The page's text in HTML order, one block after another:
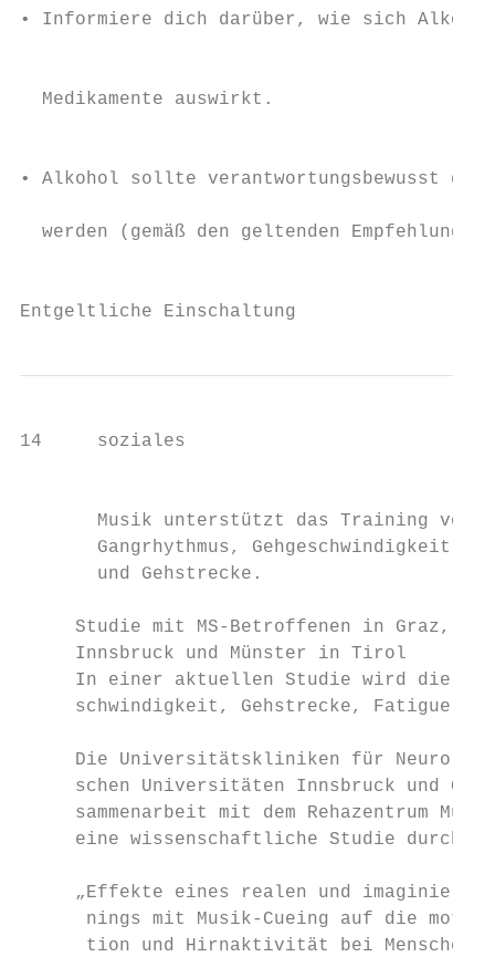
• Informiere dich darüber, wie sich
Medikamente auswirkt.
• Alkohol sollte verantwortungsbewusst
werden (gemäß den geltenden
Entgeltliche Einschaltung
14     soziales
       Musik unterstützt das Training von
       Gangrhythmus, Gehgeschwindigkeit
       und Gehstrecke.
     Studie mit MS-Betroffenen in Graz,
     Innsbruck und Münster in Tirol
In einer aktuellen Studie wird die
schwindigkeit, Gehstrecke, Fatigue
Die Universitätskliniken für
schen Universitäten Innsbruck und
sammenarbeit mit dem Rehazentrum
eine wissenschaftliche Studie durch.
„Effekte eines realen und
nings mit Musik-Cueing auf die
tion und Hirnaktivität bei Menschen